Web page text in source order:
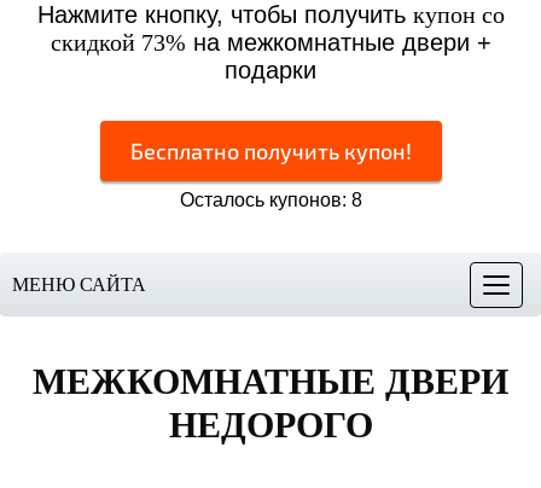
Нажмите кнопку, чтобы получить купон со
скидкой 73% на межкомнатные двери +
подарки
Бесплатно получить купон!
Осталось купонов: 8
Меню
МЕНЮ САЙТА
МЕЖКОМНАТНЫЕ ДВЕРИ
НЕДОРОГО